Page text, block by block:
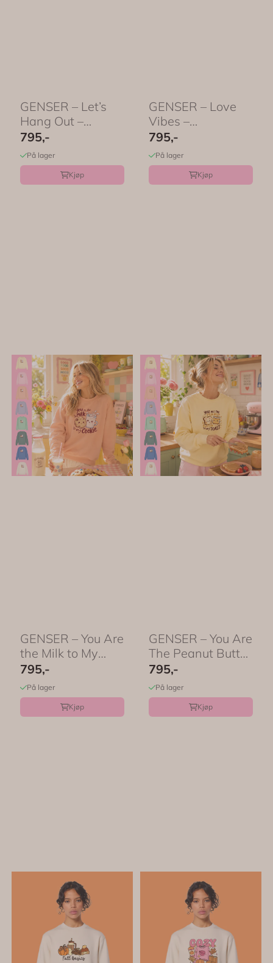
GENSER – Let’s
Hang Out –
Festligetrykk
795,-
På lager
Kjøp
GENSER – Love
Vibes –
Festligetrykk
795,-
På lager
Kjøp
GENSER – You Are
the Milk to My
Cookie – ...
795,-
På lager
Kjøp
GENSER – You Are
The Peanut Butter
To My Toast ...
795,-
På lager
Kjøp